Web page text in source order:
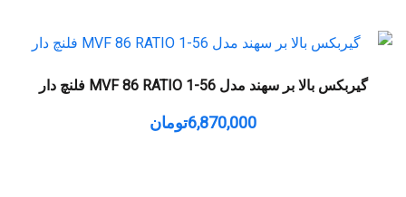
گیربکس بالا بر سهند مدل MVF 86 RATIO 1-56 فلنچ دار
6,870,000تومان